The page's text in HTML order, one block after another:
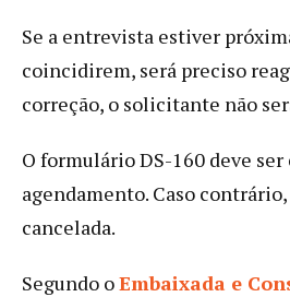
Se a entrevista estiver
coincidirem, será preciso
correção, o solicitante não
O formulário DS-160 deve
agendamento. Caso
cancelada.
Segundo oEmbaixada e